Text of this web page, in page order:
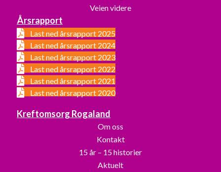
Veien videre
Årsrapport
Last ned årsrapport 2025
Last ned årsrapport 2024
Last ned årsrapport 2023
Last ned årsrapport 2022
Last ned årsrapport 2021
Last ned årsrapport 2020
Kreftomsorg Rogaland
Om oss
Kontakt
15 år – 15 historier
Aktuelt